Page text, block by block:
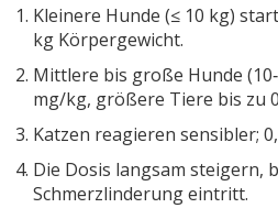
Kleinere Hunde (≤ 10 kg)
kg Körpergewicht.
Mittlere bis große Hunde
mg/kg, größere Tiere bis zu
Katzen reagieren sensibler;
Die Dosis langsam steigern,
Schmerzlinderung eintritt.